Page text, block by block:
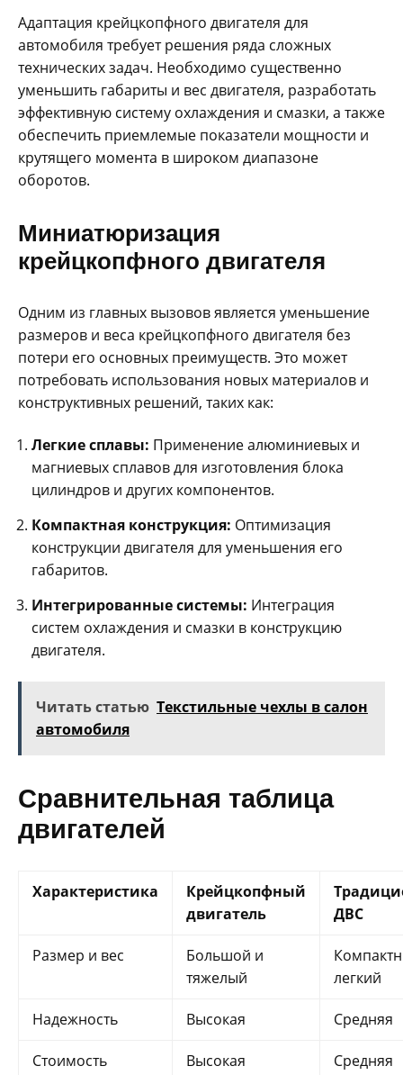
Адаптация крейцкопфного двигателя для
автомобиля требует решения ряда сложных
технических задач. Необходимо существенно
уменьшить габариты и вес двигателя, разработать
эффективную систему охлаждения и смазки, а также
обеспечить приемлемые показатели мощности и
крутящего момента в широком диапазоне
оборотов.
Миниатюризация
крейцкопфного двигателя
Одним из главных вызовов является уменьшение
размеров и веса крейцкопфного двигателя без
потери его основных преимуществ. Это может
потребовать использования новых материалов и
конструктивных решений, таких как:
Легкие сплавы: Применение алюминиевых и
магниевых сплавов для изготовления блока
цилиндров и других компонентов.
Компактная конструкция: Оптимизация
конструкции двигателя для уменьшения его
габаритов.
Интегрированные системы: Интеграция
систем охлаждения и смазки в конструкцию
двигателя.
Читать статью Текстильные чехлы в салон
автомобиля
Сравнительная таблица
двигателей
Характеристика
Крейцкопфный
двигатель
ДВС
Размер и вес
Большой и
тяжелый
легкий
Надежность Высокая Средняя
Стоимость Высокая Средняя